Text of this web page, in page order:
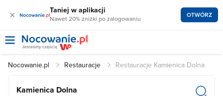
× Taniej w aplikacji
Nawet 20% zniżki po zalogowaniu OTWÓRZ
Nocowanie.pl Restauracje Restauracje Kamienica Dolna
Kamienica Dolna